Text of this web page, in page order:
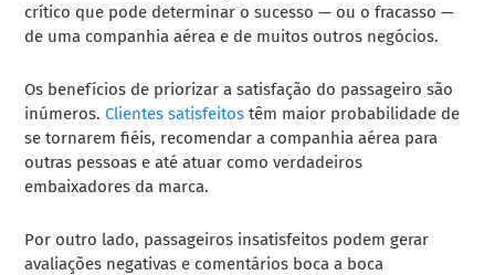
crítico que pode determinar o sucesso — ou o fracasso —
de uma companhia aérea e de muitos outros negócios.
Os benefícios de priorizar a satisfação do passageiro são
inúmeros. Clientes satisfeitostêm maior probabilidade de
se tornarem fiéis, recomendar a companhia aérea para
outras pessoas e até atuar como verdadeiros
embaixadores da marca.
Por outro lado, passageiros insatisfeitos podem gerar
avaliações negativas e comentários boca a boca